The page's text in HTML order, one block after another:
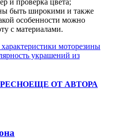
быть широкими и также
особенности можно
с материалами.
моторезины
украшений из
ЕЩЕ ОТ АВТОРА